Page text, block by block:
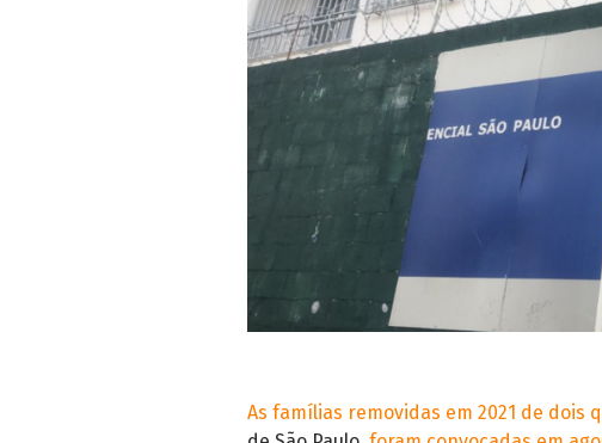
As famílias removidas em 2021 de dois